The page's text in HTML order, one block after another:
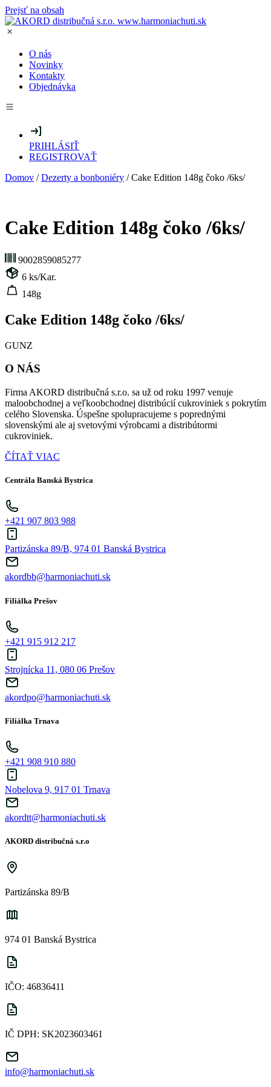
Prejsť na obsah
O nás
Novinky
Kontakty
Objednávka
PRIHLÁSIŤ
REGISTROVAŤ
Domov /Dezerty a bonboniéry / Cake Edition 148g čoko /6ks/
Cake Edition 148g čoko /6ks/
9002859085277
6 ks/Kar.
148g
Cake Edition 148g čoko /6ks/
GUNZ
O NÁS
Firma AKORD distribučná s.r.o. sa už od roku 1997 venuje
maloobchodnej a veľkoobchodnej distribúcií cukroviniek s pokrytím
celého Slovenska. Úspešne spolupracujeme s poprednými
slovenskými ale aj svetovými výrobcami a distribútormi
cukroviniek.
ČÍTAŤ VIAC
Centrála Banská Bystrica
+421 907 803 988
Partizánska 89/B, 974 01 Banská Bystrica
akordbb@harmoniachuti.sk
Filiálka Prešov
+421 915 912 217
Strojnícka 11, 080 06 Prešov
akordpo@harmoniachuti.sk
Filiálka Trnava
+421 908 910 880
Nobelova 9, 917 01 Trnava
akordtt@harmoniachuti.sk
AKORD distribučná s.r.o
Partizánska 89/B
974 01 Banská Bystrica
IČO: 46836411
IČ DPH: SK2023603461
info@harmoniachuti.sk